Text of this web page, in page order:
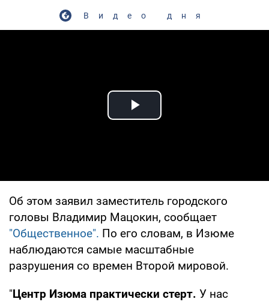
Видео дня
Play Video
Об этом заявил заместитель городского
головы Владимир Мацокин, сообщает
"Общественное". По его словам, в Изюме
наблюдаются самые масштабные
разрушения со времен Второй мировой.
"Центр Изюма практически стерт. У нас